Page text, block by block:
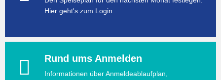
Hier geht's zum Login.
Rund ums Anmelden
Informationen über Anmeldeablaufplan,